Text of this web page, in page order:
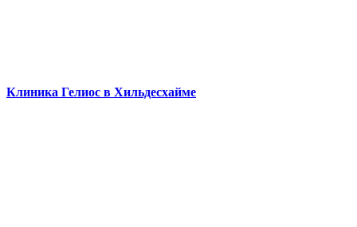
Клиника Гелиос в Хильдесхайме